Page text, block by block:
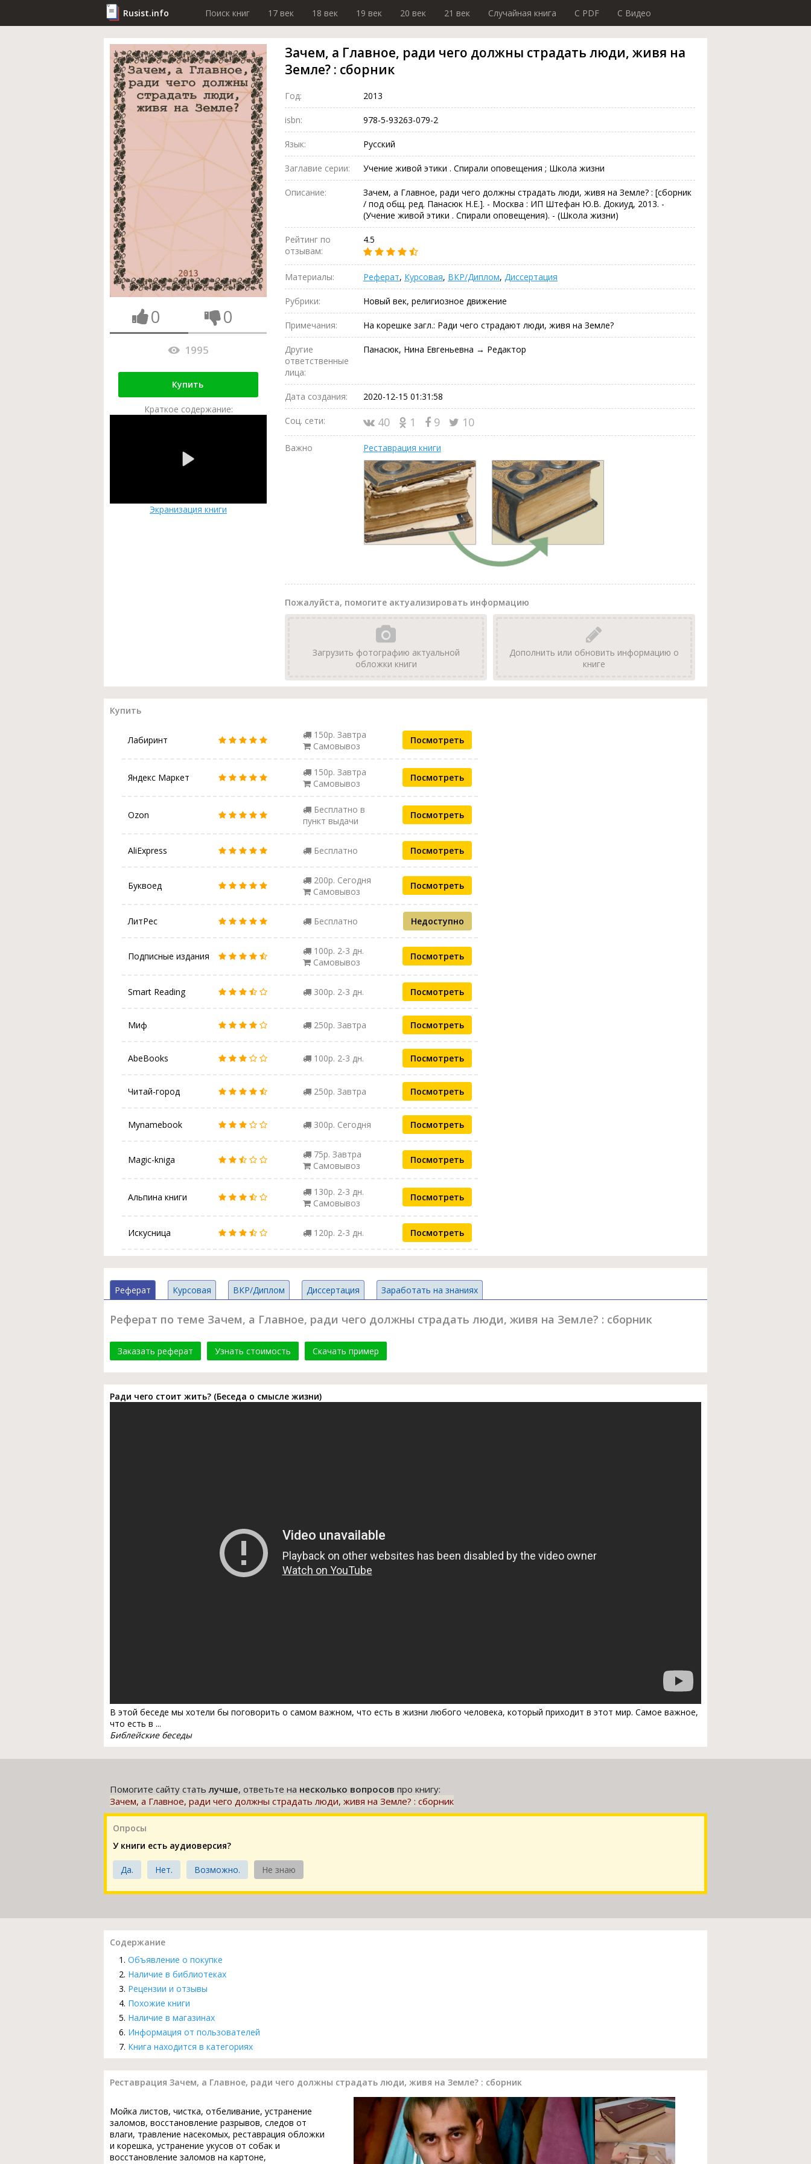
Rusist.info Поиск книг 17 век 18 век 19 век 20 век 21 век Случайная книга C PDF C Видео
0 0
1995
Купить
Краткое содержание:
Экранизация книги
Зачем, а Главное, ради чего должны страдать люди, живя на
Земле? : сборник
Год: 2013
isbn: 978-5-93263-079-2
Язык: Русский
Заглавие серии: Учение живой этики . Спирали оповещения ; Школа жизни
Описание:
Зачем, а Главное, ради чего должны страдать люди, живя на Земле? : [сборник
/ под общ. ред. Панасюк Н.Е.]. - Москва : ИП Штефан Ю.В. Докиуд, 2013. -
(Учение живой этики . Спирали оповещения). - (Школа жизни)
Рейтинг по
отзывам:
4.5
Материалы: Реферат, Курсовая, ВКР/Диплом, Диссертация
Рубрики: Новый век, религиозное движение
Примечания: На корешке загл.: Ради чего страдают люди, живя на Земле?
Другие
ответственные
лица:
Панасюк, Нина Евгеньевна → Редактор
Дата создания: 2020-12-15 01:31:58
Соц. сети: 40 1 9 10
Важно Реставрация книги
Пожалуйста, помогите актуализировать информацию
Загрузить фотографию актуальной
обложки книги
Дополнить или обновить информацию о
книге
Купить
Лабиринт
150р. Завтра
Самовывоз
Посмотреть
Яндекс Маркет
150р. Завтра
Самовывоз
Посмотреть
Ozon
Бесплатно в
пункт выдачи
Посмотреть
AliExpress Бесплатно Посмотреть
Буквоед
200р. Сегодня
Самовывоз
Посмотреть
ЛитРес Бесплатно Недоступно
Подписные издания
100р. 2-3 дн.
Самовывоз
Посмотреть
Smart Reading 300р. 2-3 дн. Посмотреть
Миф 250р. Завтра Посмотреть
AbeBooks 100р. 2-3 дн. Посмотреть
Читай-город 250р. Завтра Посмотреть
Mynamebook 300р. Сегодня Посмотреть
Magic-kniga
75р. Завтра
Самовывоз
Посмотреть
Альпина книги
130р. 2-3 дн.
Самовывоз
Посмотреть
Искусница 120р. 2-3 дн. Посмотреть
Реферат Курсовая ВКР/Диплом Диссертация Заработать на знаниях
Реферат по теме Зачем, а Главное, ради чего должны страдать люди, живя на Земле? : сборник
Заказать реферат Узнать стоимость Скачать пример
Ради чего стоит жить? (Беседа о смысле жизни)
В этой беседе мы хотели бы поговорить о самом важном, что есть в жизни любого человека, который приходит в этот мир. Самое важное,
что есть в ...
Библейские беседы
Помогите сайту статьлучше, ответьте на несколько вопросов про книгу:
Зачем, а Главное, ради чего должны страдать люди, живя на Земле? : сборник
Опросы
У книги есть аудиоверсия?
Да. Нет. Возможно. Не знаю
Содержание
Объявление о покупке
Наличие в библиотеках
Рецензии и отзывы
Похожие книги
Наличие в магазинах
Информация от пользователей
Книга находится в категориях
Реставрация Зачем, а Главное, ради чего должны страдать люди, живя на Земле? : сборник
Мойка листов, чистка, отбеливание, устранение
заломов, восстановление разрывов, следов от
влаги, травление насекомых, реставрация обложки
и корешка, устранение укусов от собак и
восстановление заломов на картоне,